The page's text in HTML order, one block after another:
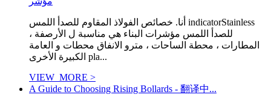
أنا. خصائص الفولاذ المقاوم للصدأ اللمس indicatorStainless
للصدأ اللمس مؤشرات البناء هي مناسبة ل الأرصفة ،
المطارات ، محطة الساحات ، مترو الانفاق محطات و العامة
الكبيرة الأخرى pla...
VIEW_MORE >
A Guide to Choosing Rising Bollards - 翻译中...